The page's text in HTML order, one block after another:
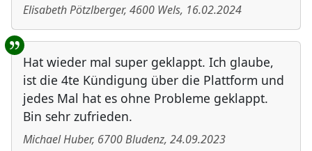
Elisabeth Pötzlberger, 4600 Wels, 16.02.2024
Hat wieder mal super geklappt. Ich glaube,
ist die 4te Kündigung über die Plattform und
jedes Mal hat es ohne Probleme geklappt.
Bin sehr zufrieden.
Michael Huber, 6700Bludenz, 24.09.2023